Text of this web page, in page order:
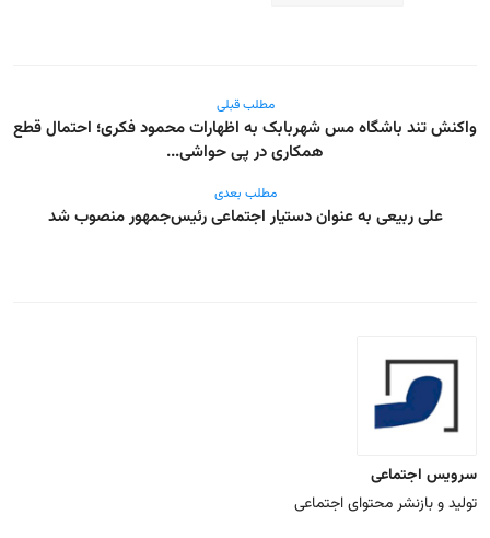
مطلب قبلی
واکنش تند باشگاه مس شهربابک به اظهارات محمود فکری؛ احتمال قطع
همکاری در پی حواشی...
مطلب بعدی
علی ربیعی به عنوان دستیار اجتماعی رئیس‌جمهور منصوب شد
سرویس اجتماعی
تولید و بازنشر محتوای اجتماعی